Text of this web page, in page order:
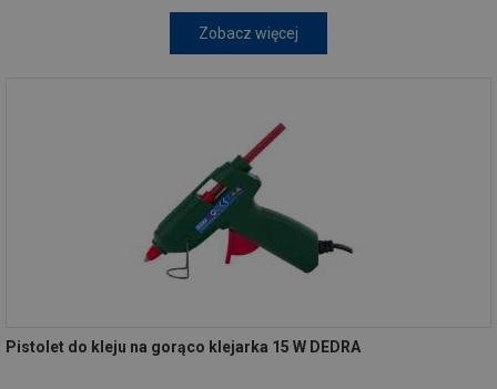
Zobacz więcej
Pistolet do kleju na gorąco klejarka 15 W DEDRA